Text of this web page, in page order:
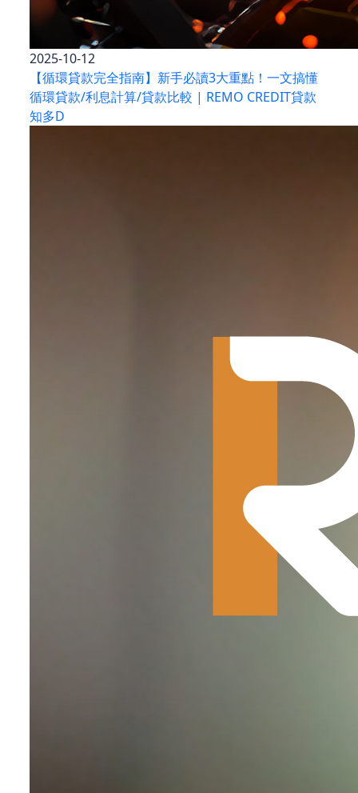
2025-10-12
【循環貸款完全指南】新手必讀3大重點！一文搞懂
循環貸款/利息計算/貸款比較 | REMO CREDIT貸款
知多D